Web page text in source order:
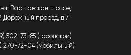
Варшавское шоссе,
Дорожный проезд, д.7
502-73-85 (городской)
270-72-04 (мобильный)